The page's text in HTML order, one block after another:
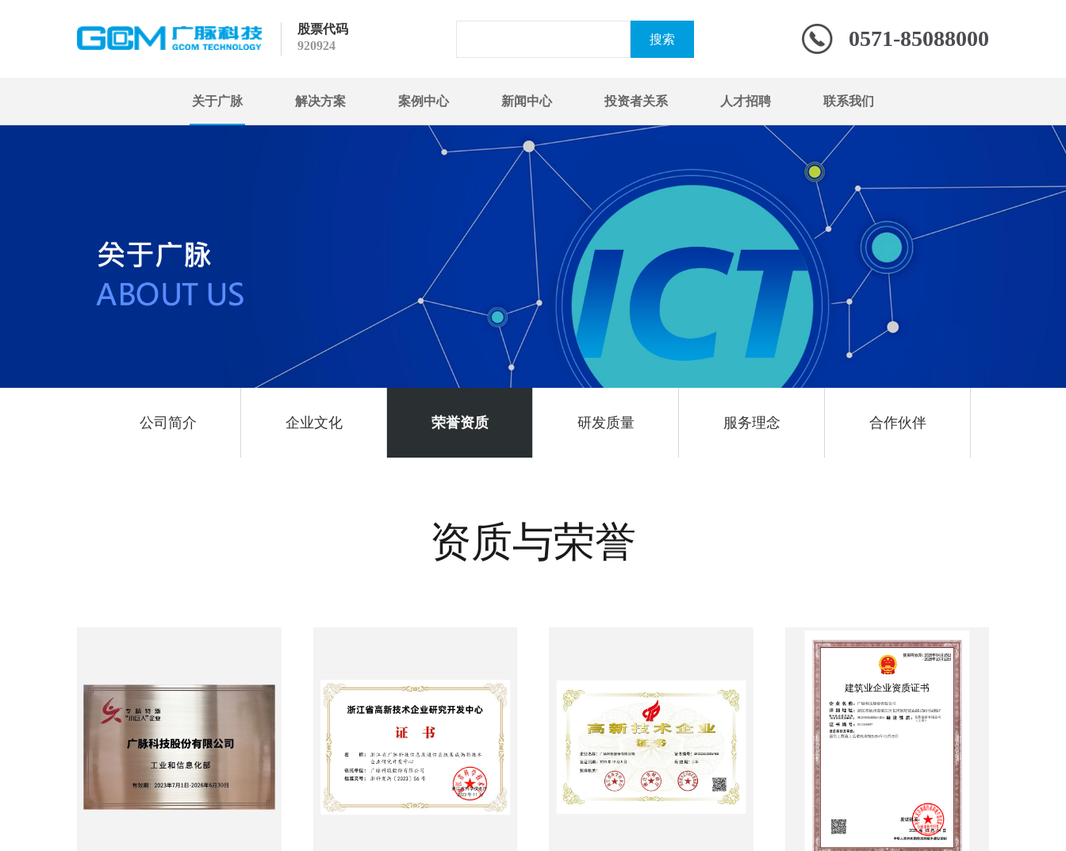
股票代码
920924
0571-85088000
关于广脉 解决方案 案例中心 新闻中心 投资者关系 人才招聘 联系我们
公司简介 企业文化 荣誉资质 研发质量 服务理念 合作伙伴
资质与荣誉